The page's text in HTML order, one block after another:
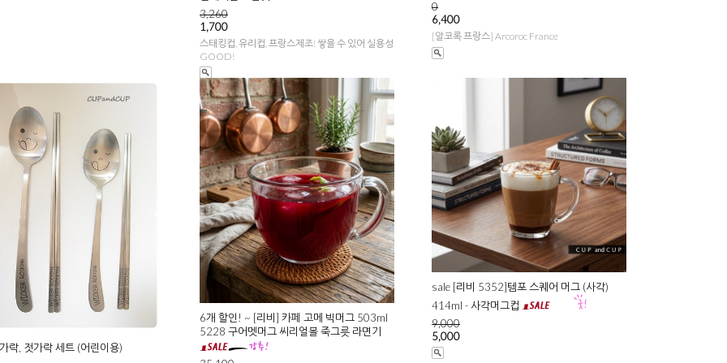
3,260
1,700
스태킹컵, 유리컵, 프랑스제조! 쌓을 수 있어 실용성
GOOD!
0
6,400
[알코록 프랑스] Arcoroc France
락, 젓가락 세트 (어린이용)
6개 할인! ~ [리비] 카페 고메 빅머그 503ml
5228 구어멧머그 씨리얼볼 죽그릇 라면기
sale [리비 5352]템포 스퀘어 머그 (사각)
414ml - 사각머그컵
9,000
5,000